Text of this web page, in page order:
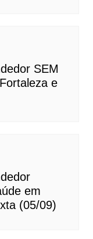
SEM
e
em
(05/09)